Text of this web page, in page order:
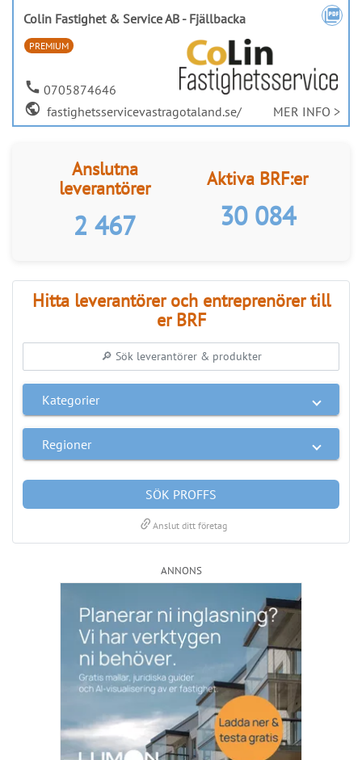
Colin Fastighet & Service AB - Fjällbacka
PREMIUM
call 0705874646
public fastighetsservicevastragotaland.se/ MER INFO >
picture_as_pdf
Anslutna
leverantörer
2 467
Aktiva BRF:er
30 084
Hitta leverantörer och entreprenörer till
er BRF
Kategorier
Regioner
SÖK PROFFS
linkAnslut ditt företag
ANNONS